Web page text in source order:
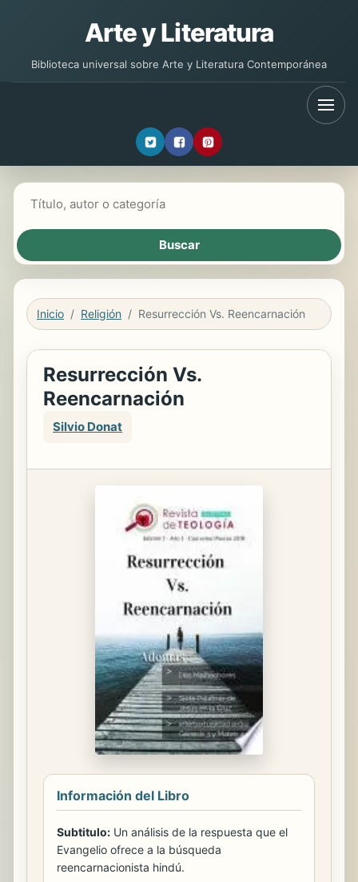
Arte y Literatura
Biblioteca universal sobre Arte y Literatura Contemporánea
Inicio Religión Resurrección Vs. Reencarnación
Resurrección Vs.
Reencarnación
Silvio Donat
Información del Libro
Subtitulo: Un análisis de la respuesta que el
Evangelio ofrece a la búsqueda
reencarnacionista hindú.